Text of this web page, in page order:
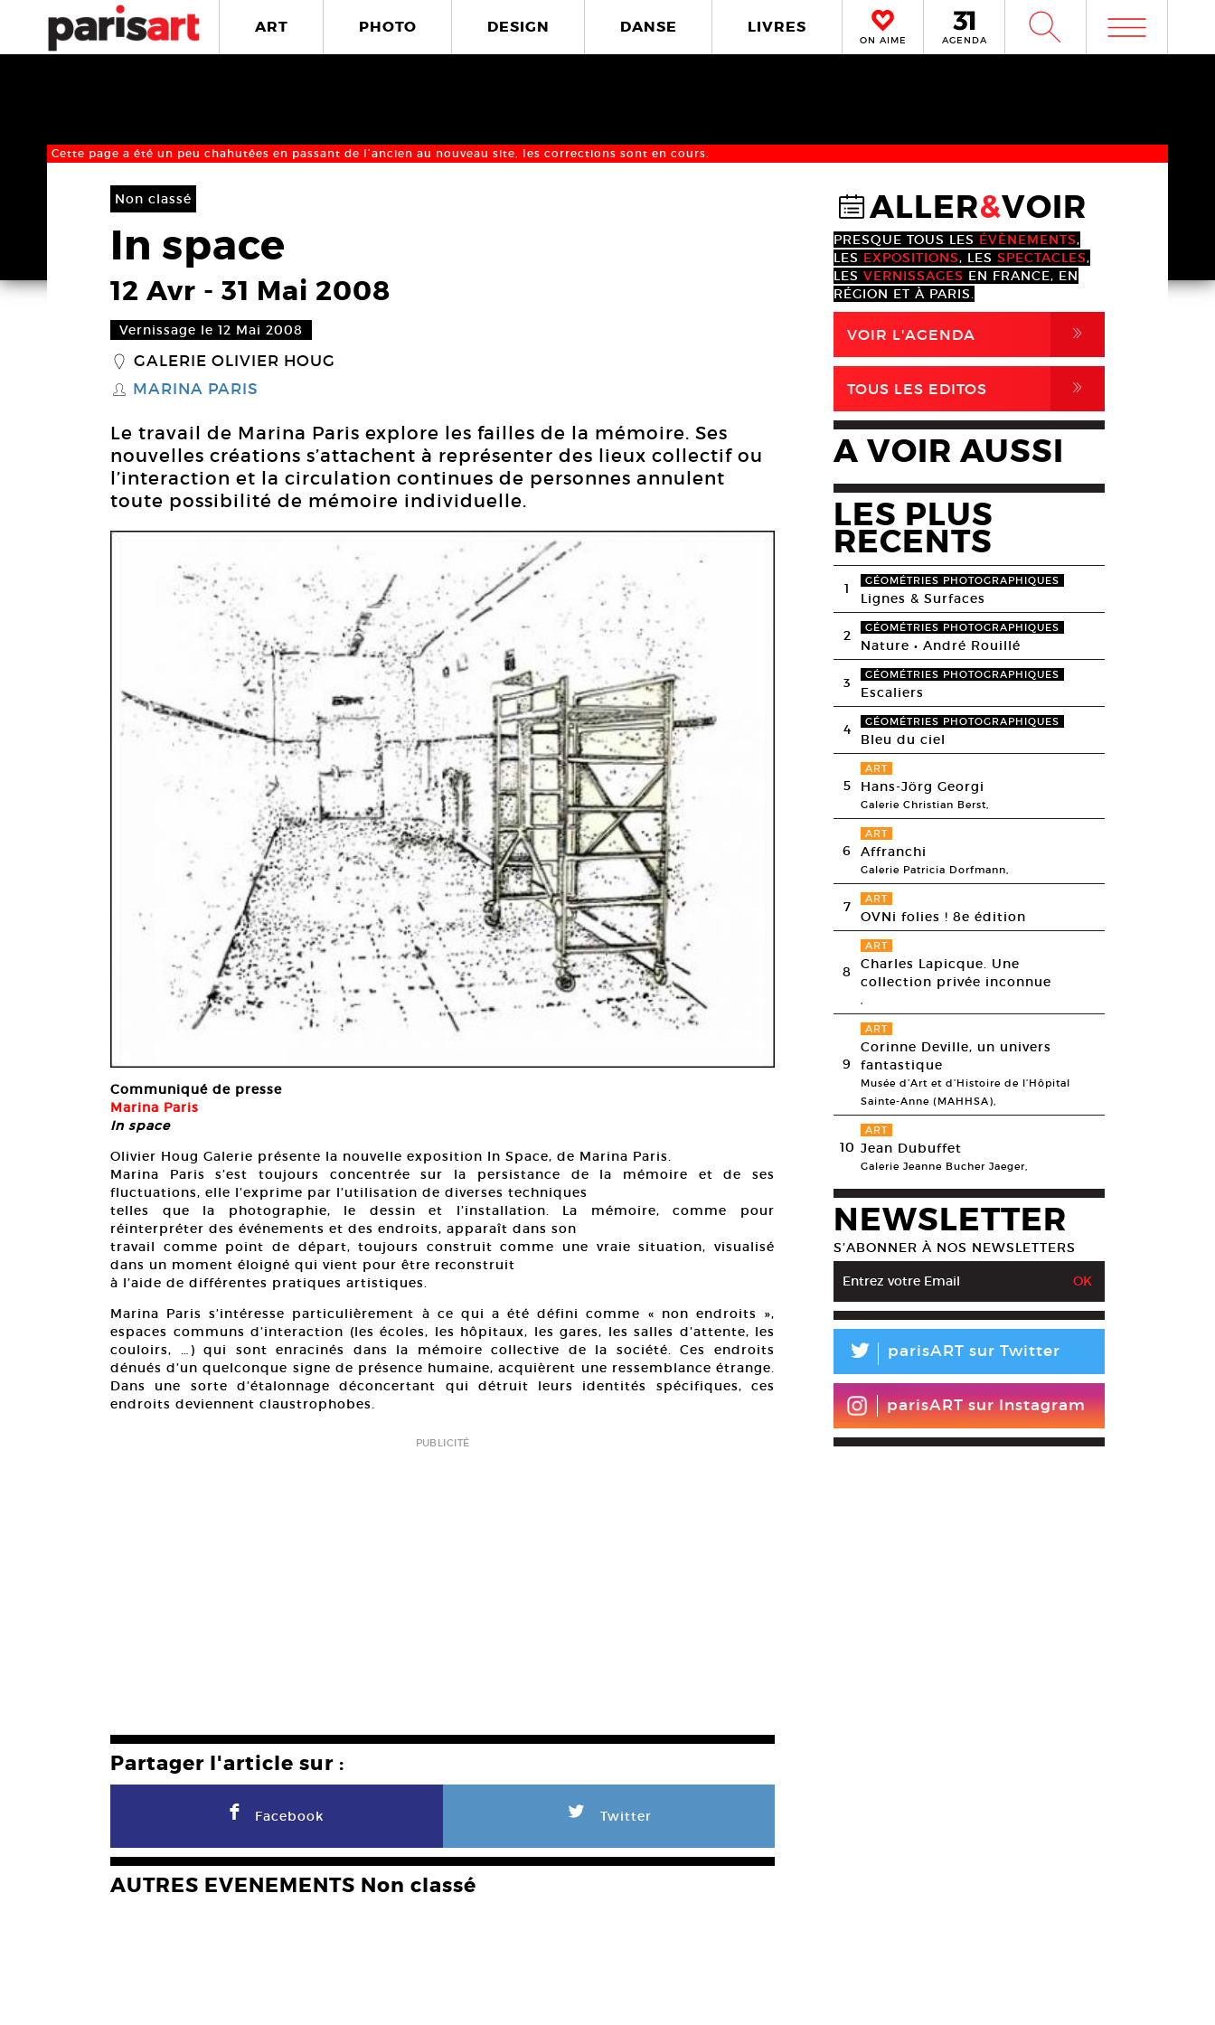
ART PHOTO DESIGN DANSE LIVRES
ON AIME AGENDA W m
Cette page a été un peu chahutées en passant de l’ancien au nouveau site, les corrections sont en cours.
Non classé
In space
12 Avr - 31 Mai 2008
Vernissage le 12 Mai 2008
_ GALERIE OLIVIER HOUG
S MARINA PARIS
Le travail de Marina Paris explore les failles de la mémoire. Ses
nouvelles créations s’attachent à représenter des lieux collectif ou
l’interaction et la circulation continues de personnes annulent
toute possibilité de mémoire individuelle.
Communiqué de presse
Marina Paris
In space
Olivier Houg Galerie présente la nouvelle exposition In Space, de Marina Paris.
Marina Paris s’est toujours concentrée sur la persistance de la mémoire et de ses
fluctuations, elle l’exprime par l’utilisation de diverses techniques
telles que la photographie, le dessin et l’installation. La mémoire, comme pour
réinterpréter des événements et des endroits, apparaît dans son
travail comme point de départ, toujours construit comme une vraie situation, visualisé
dans un moment éloigné qui vient pour être reconstruit
à l’aide de différentes pratiques artistiques.
Marina Paris s’intéresse particulièrement à ce qui a été défini comme « non endroits »,
espaces communs d’interaction (les écoles, les hôpitaux, les gares, les salles d’attente, les
couloirs, …) qui sont enracinés dans la mémoire collective de la société. Ces endroits
dénués d’un quelconque signe de présence humaine, acquièrent une ressemblance étrange.
Dans une sorte d’étalonnage déconcertant qui détruit leurs identités spécifiques, ces
endroits deviennent claustrophobes.
PUBLICITÉ
Partager l'article sur :
F Facebook L Twitter
AUTRES EVENEMENTS Non classé
@ALLER&VOIR
PRESQUE TOUS LES ÉVÈNEMENTS,
LES EXPOSITIONS, LES SPECTACLES,
LES VERNISSAGES EN FRANCE, EN
RÉGION ET À PARIS.
VOIR L'AGENDA ,
TOUS LES EDITOS ,
A VOIR AUSSI
LES PLUS
RECENTS
1 GÉOMÉTRIES PHOTOGRAPHIQUES
Lignes & Surfaces
2 GÉOMÉTRIES PHOTOGRAPHIQUES
Nature • André Rouillé
3 GÉOMÉTRIES PHOTOGRAPHIQUES
Escaliers
4 GÉOMÉTRIES PHOTOGRAPHIQUES
Bleu du ciel
5
ART
Hans-Jörg Georgi
Galerie Christian Berst,
6
ART
Affranchi
Galerie Patricia Dorfmann,
7 ART
OVNi folies ! 8e édition
8
ART
Charles Lapicque. Une
collection privée inconnue
,
9
ART
Corinne Deville, un univers
fantastique
Musée d’Art et d’Histoire de l’Hôpital
Sainte-Anne (MAHHSA),
10
ART
Jean Dubuffet
Galerie Jeanne Bucher Jaeger,
NEWSLETTER
S’ABONNER À NOS NEWSLETTERS
L parisART sur Twitter
parisART sur Instagram